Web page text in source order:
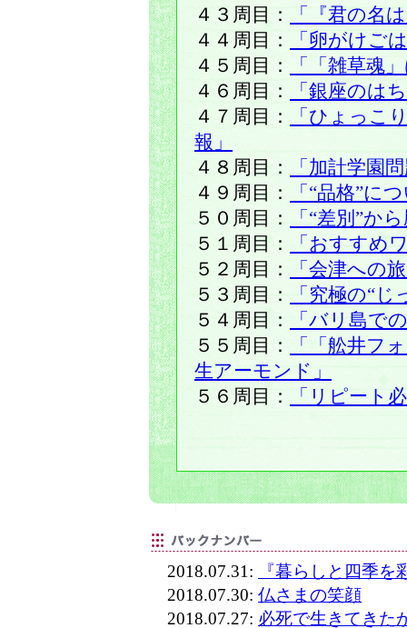
４３周目：
「『君の名
４４周目：
「卵がけご
４５周目：
「「雑草魂
４６周目：
「銀座のは
４７周目：
「ひょっこ
報」
４８周目：
「加計学園
４９周目：
「“品格”に
５０周目：
「“差別”か
５１周目：
「おすすめ
５２周目：
「会津への
５３周目：
「究極の“
５４周目：
「バリ島で
５５周目：
「「舩井フ
生アーモンド」
５６周目：
「リピート
2018.07.31:
『暮らしと四季
2018.07.30: 仏さまの笑顔
2018.07.27: 必死で生きてきた